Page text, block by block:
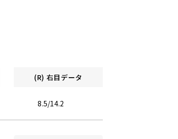
(R) 右目データ
8.5/14.2